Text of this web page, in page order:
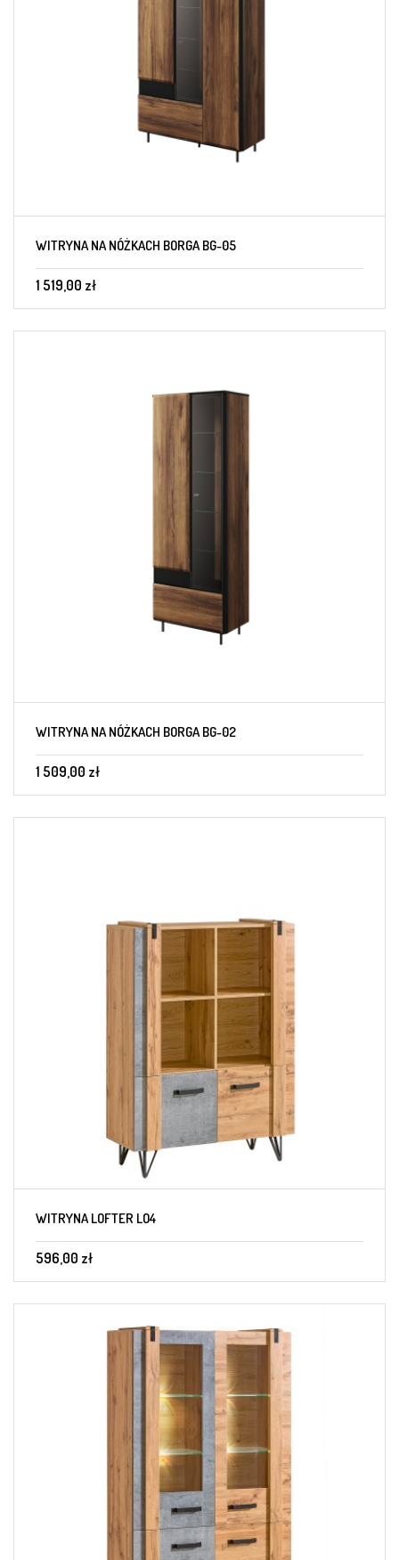
WITRYNA NA NÓŻKACH BORGA BG-05
1 519,00 zł
WITRYNA NA NÓŻKACH BORGA BG-02
1 509,00 zł
WITRYNA LOFTER LO4
596,00 zł